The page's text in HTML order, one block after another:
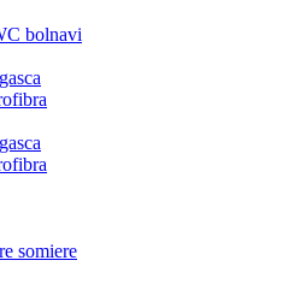
bolnavi
somiere